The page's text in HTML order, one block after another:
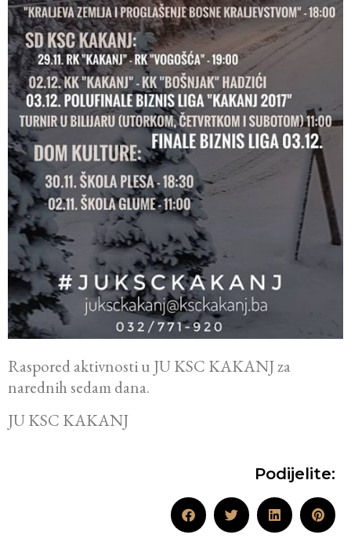
Raspored aktivnosti u JU KSC KAKANJ za
narednih sedam dana.
JU KSC KAKANJ
Podijelite: